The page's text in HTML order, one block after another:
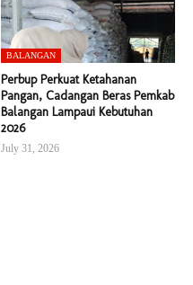
BALANGAN
Perbup Perkuat Ketahanan
Pangan, Cadangan Beras Pemkab
Balangan Lampaui Kebutuhan
2026
July 31, 2026